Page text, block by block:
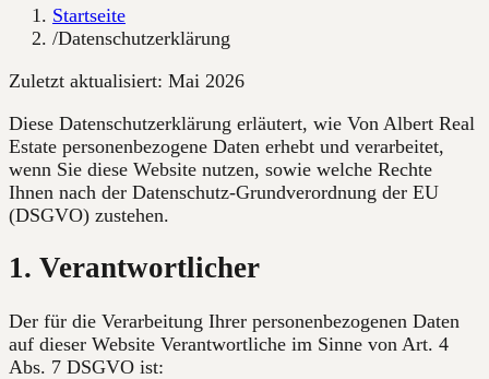
Startseite
/Datenschutzerklärung
Zuletzt aktualisiert: Mai 2026
Diese Datenschutzerklärung erläutert, wie Von Albert Real
Estate personenbezogene Daten erhebt und verarbeitet,
wenn Sie diese Website nutzen, sowie welche Rechte
Ihnen nach der Datenschutz-Grundverordnung der EU
(DSGVO) zustehen.
1. Verantwortlicher
Der für die Verarbeitung Ihrer personenbezogenen Daten
auf dieser Website Verantwortliche im Sinne von Art. 4
Abs. 7 DSGVO ist: